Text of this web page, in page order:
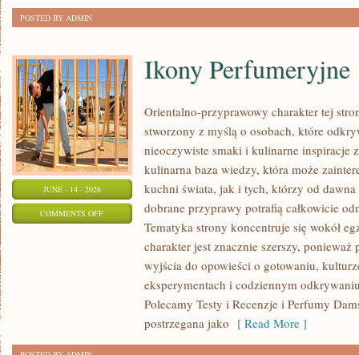
POSTED BY ADMIN
JUNE - 14 - 2026
COMMENTS OFFON
PERFUMERYJNE
Ikony Perfumeryjne
Orientalno-przyprawowy charakter tej
stworzony z myślą o osobach, które
nieoczywiste smaki i kulinarne inspiracje
kulinarna baza wiedzy, która może
kuchni świata, jak i tych, którzy od
dobrane przyprawy potrafią całkowicie
Tematyka strony koncentruje się wokół
charakter jest znacznie szerszy,
wyjścia do opowieści o gotowaniu,
eksperymentach i codziennym
Polecamy Testy i Recenzje i Perfumy
postrzegana jako [ Read More ]